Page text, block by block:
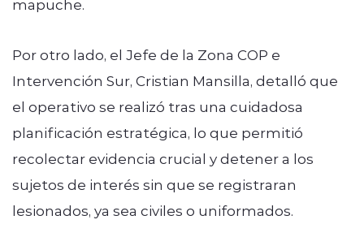
mapuche.
Por otro lado, el Jefe de la Zona COP e
Intervención Sur, Cristian Mansilla, detalló que
el operativo se realizó tras una cuidadosa
planificación estratégica, lo que permitió
recolectar evidencia crucial y detener a los
sujetos de interés sin que se registraran
lesionados, ya sea civiles o uniformados.